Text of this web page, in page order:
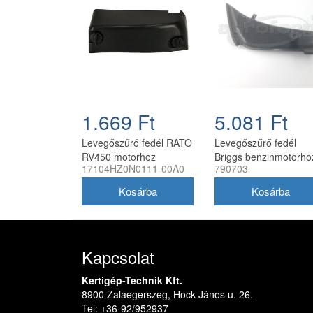
1.669 Ft
Levegőszűrő fedél RATO
RV450 motorhoz
270x115x95 mm
17104HZ0N0111-00A0
5.081 Ft
Levegőszűrő fedél
Briggs
790703
790703
Kapcsolat
Kertigép-Technik Kft.
8900 Zalaegerszeg, Hock János u. 26.
Tel: +36-92/952937